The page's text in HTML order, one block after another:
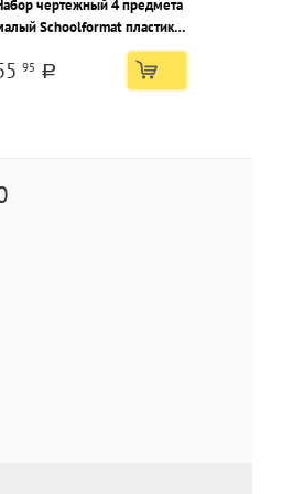
чертежный 4 предмета
Schoolformat пластик
тонированный ассорти, с
95 a